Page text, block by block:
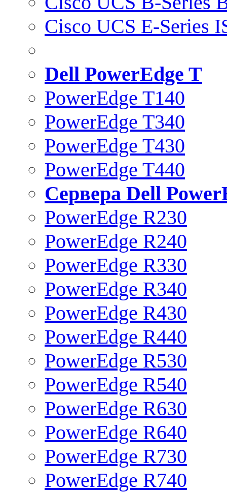
Cisco UCS E-Series
Dell PowerEdge T
PowerEdge T140
PowerEdge T340
PowerEdge T430
PowerEdge T440
Сервера Dell
PowerEdge R230
PowerEdge R240
PowerEdge R330
PowerEdge R340
PowerEdge R430
PowerEdge R440
PowerEdge R530
PowerEdge R540
PowerEdge R630
PowerEdge R640
PowerEdge R730
PowerEdge R740